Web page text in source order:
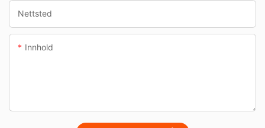
Nettsted
Innhold